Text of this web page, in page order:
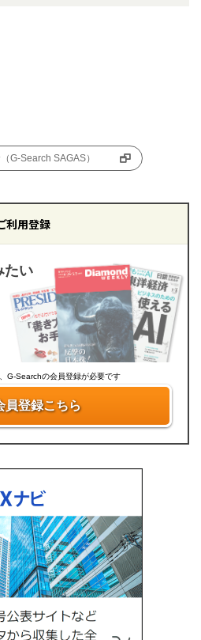
G-Search SAGAS）
利用登録
たい
G-Searchの会員登録が必要です
員登録こちら